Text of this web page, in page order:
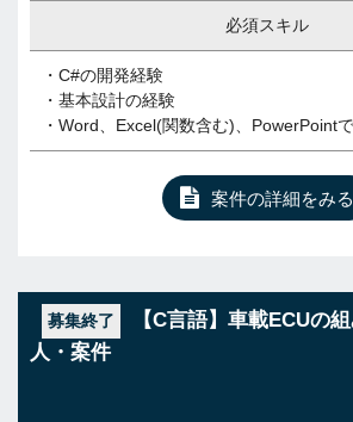
必須スキル
・C#の開発経験
・基本設計の経験
・Word、Excel(関数含む)、PowerPoint
案件の詳細をみる
募集終了
【C言語】車載ECUの
人・案件